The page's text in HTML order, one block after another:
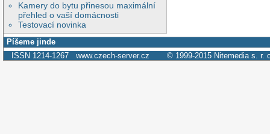
Kamery do bytu přinesou maximální
přehled o vaší domácnosti
Testovací novinka
Píšeme jinde
ISSN 1214-1267 www.czech-server.cz © 1999-2015 Nitemedia s. r.